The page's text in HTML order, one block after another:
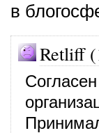
в
Retliff